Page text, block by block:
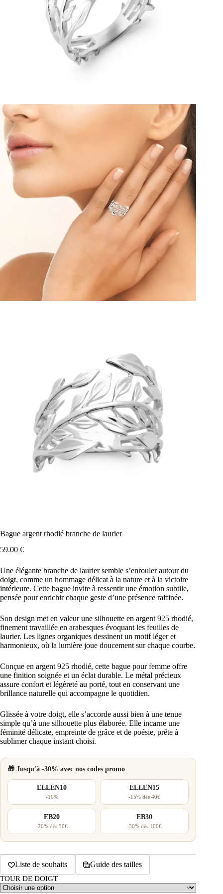
Bague argent rhodié branche de laurier
59.00 €
Une élégante branche de laurier semble s’enrouler autour du
doigt, comme un hommage délicat à la nature et à la victoire
intérieure. Cette bague invite à ressentir une émotion subtile,
pensée pour enrichir chaque geste d’une présence raffinée.
Son design met en valeur une silhouette en argent 925 rhodié,
finement travaillée en arabesques évoquant les feuilles de
laurier. Les lignes organiques dessinent un motif léger et
harmonieux, où la lumière joue doucement sur chaque courbe.
Conçue en argent 925 rhodié, cette bague pour femme offre
une finition soignée et un éclat durable. Le métal précieux
assure confort et légèreté au porté, tout en conservant une
brillance naturelle qui accompagne le quotidien.
Glissée à votre doigt, elle s’accorde aussi bien à une tenue
simple qu’à une silhouette plus élaborée. Elle incarne une
féminité délicate, empreinte de grâce et de poésie, prête à
sublimer chaque instant choisi.
🎁 Jusqu'à -30% avec nos codes promo
ELLEN10
-10%
ELLEN15
-15% dès 40€
EB20
-20% dès 50€
EB30
-30% dès 100€
Liste de souhaits Guide des tailles
TOUR DE DOIGT